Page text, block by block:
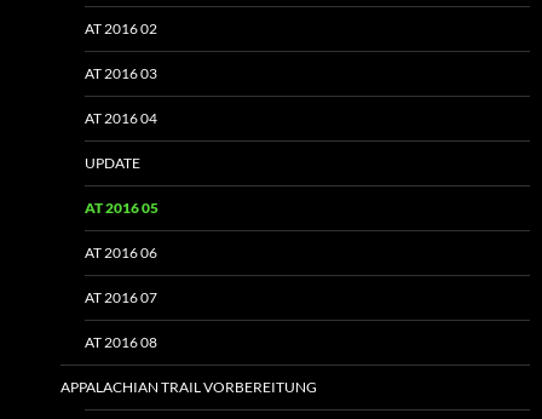
AT 2016 02
AT 2016 03
AT 2016 04
UPDATE
AT 2016 05
AT 2016 06
AT 2016 07
AT 2016 08
APPALACHIAN TRAIL VORBEREITUNG